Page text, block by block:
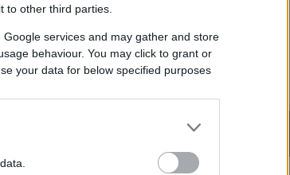
to other third parties.
services and may gather and store
behaviour. You may click to grant or
your data for below specified purposes
del sito o
NECROLOGIE